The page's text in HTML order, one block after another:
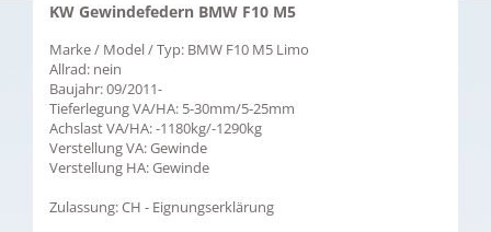
KW Gewindefedern BMW F10 M5
Marke / Model / Typ: BMW F10 M5 Limo
Allrad: nein
Baujahr: 09/2011-
Tieferlegung VA/HA: 5-30mm/5-25mm
Achslast VA/HA: -1180kg/-1290kg
Verstellung VA: Gewinde
Verstellung HA: Gewinde
Zulassung: CH - Eignungserklärung